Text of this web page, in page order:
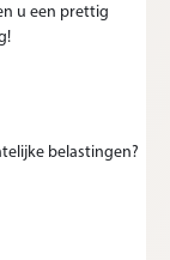
u een prettig
belastingen?